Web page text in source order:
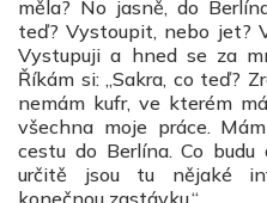
měla? No jasně, do
teď? Vystoupit, nebo jet?
Vystupuji a hned se za
Říkám si: „Sakra, co teď?
nemám kufr, ve kterém
všechna moje práce.
cestu do Berlína. Co budu
určitě jsou tu nějaké
konečnou zastávku.“